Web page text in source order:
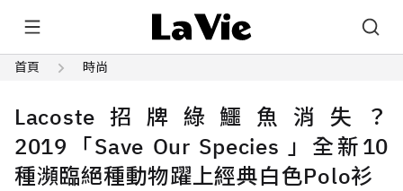
首頁 時尚
Lacoste招牌綠鱷魚消失？
2019「Save Our Species 」全新10
種瀕臨絕種動物躍上經典白色Polo衫